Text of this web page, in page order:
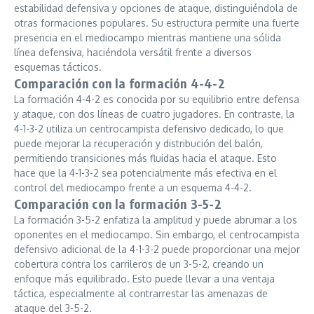
estabilidad defensiva y opciones de ataque, distinguiéndola de
otras formaciones populares. Su estructura permite una fuerte
presencia en el mediocampo mientras mantiene una sólida
línea defensiva, haciéndola versátil frente a diversos
esquemas tácticos.
Comparación con la formación 4-4-2
La formación 4-4-2 es conocida por su equilibrio entre defensa
y ataque, con dos líneas de cuatro jugadores. En contraste, la
4-1-3-2 utiliza un centrocampista defensivo dedicado, lo que
puede mejorar la recuperación y distribución del balón,
permitiendo transiciones más fluidas hacia el ataque. Esto
hace que la 4-1-3-2 sea potencialmente más efectiva en el
control del mediocampo frente a un esquema 4-4-2.
Comparación con la formación 3-5-2
La formación 3-5-2 enfatiza la amplitud y puede abrumar a los
oponentes en el mediocampo. Sin embargo, el centrocampista
defensivo adicional de la 4-1-3-2 puede proporcionar una mejor
cobertura contra los carrileros de un 3-5-2, creando un
enfoque más equilibrado. Esto puede llevar a una ventaja
táctica, especialmente al contrarrestar las amenazas de
ataque del 3-5-2.